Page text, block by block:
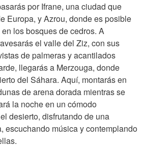
por Ifrane, una ciudad que
Europa, y Azrou, donde es posible
los bosques de cedros. A
el valle del Ziz, con sus
de palmeras y acantilados
llegarás a Merzouga, donde
del Sáhara. Aquí, montarás en
de arena dorada mientras se
la noche en un cómodo
desierto, disfrutando de una
escuchando música y contemplando